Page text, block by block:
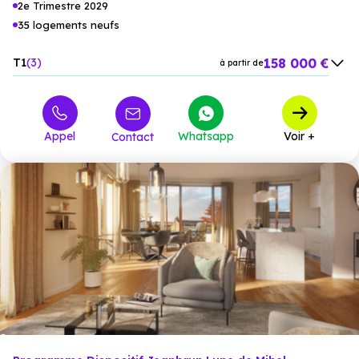
2e Trimestre 2029
35 logements neufs
T1 3 à partir de158 000 €
à partir de 238 000 €
Appel Contact Whatsapp Voir +